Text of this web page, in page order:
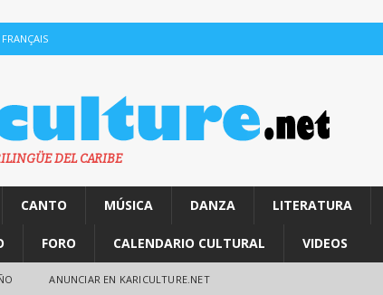
FRANÇAIS
DEL CARIBE
CANTO MÚSICA DANZA LITERATURA
FORO CALENDARIO CULTURAL VIDEOS
ANUNCIAR EN KARICULTURE.NET